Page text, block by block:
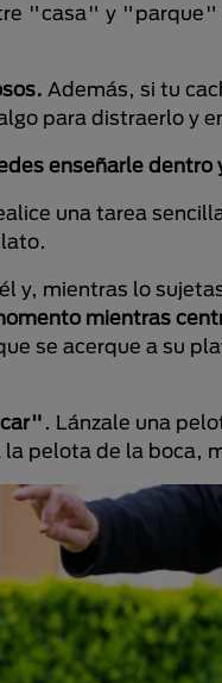
"casa" y
Además, si tu
para distraerlo y
enseñarle dentro
una tarea
y, mientras lo
mientras
se acerque a su
. Lánzale una
pelota de la boca,